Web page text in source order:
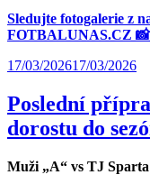
Sledujte fotogalerie z
FOTBALUNAS.CZ 📸
17/03/202617/03/2026
Poslední
dorostu do
Muži „A“ vs TJ